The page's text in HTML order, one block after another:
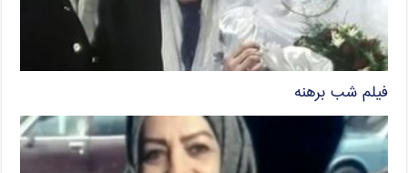
فیلم شب برهنه